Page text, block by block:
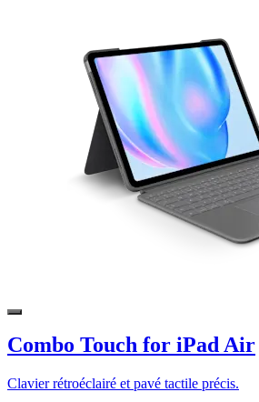
Combo Touch for iPad Air
Clavier rétroéclairé et pavé tactile précis.